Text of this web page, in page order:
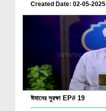
Created Date: 02-05-2025
ঈমানের সুরক্ষা EP# 19